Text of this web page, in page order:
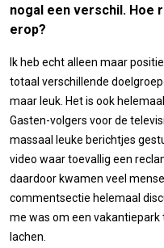
nogal een verschil. Hoe
erop?
Ik heb echt alleen maar
totaal verschillende
maar leuk. Het is ook
Gasten-volgers voor de
massaal leuke berichtjes
video waar toevallig een
daardoor kwamen veel
commentsectie helemaal
me was om een vakantiepark
lachen.